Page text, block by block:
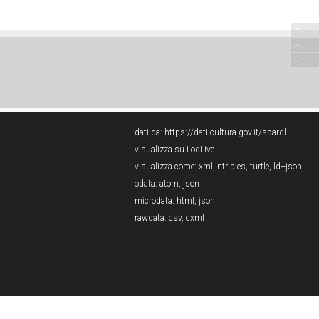
dati da: https://dati.cultura.gov.it/sparql
visualizza su LodLive
visualizza come: xml , ntriples, turtle, ld+json
odata: atom, json
microdata: html , json
rawdata: csv, cxml